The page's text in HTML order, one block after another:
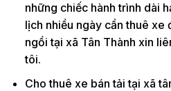
những chiếc hành trình dài
lịch nhiều ngày cần thuê xe
ngồi tại xã Tân Thành xin
tôi.
Cho thuê xe bán tải tại xã